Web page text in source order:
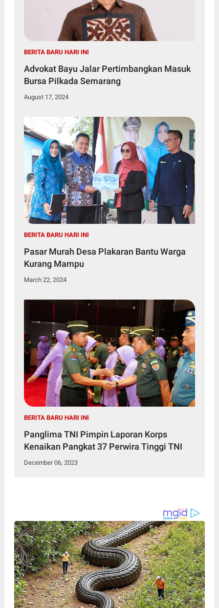
BERITA BARU HARI INI
Advokat Bayu Jalar Pertimbangkan Masuk
Bursa Pilkada Semarang
August 17, 2024
BERITA BARU HARI INI
Pasar Murah Desa Plakaran Bantu Warga
Kurang Mampu
March 22, 2024
BERITA BARU HARI INI
Panglima TNI Pimpin Laporan Korps
Kenaikan Pangkat 37 Perwira Tinggi TNI
December 06, 2023